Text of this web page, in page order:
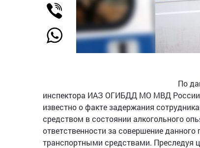
По
инспектора ИАЗ ОГИБДД МО МВД России
известно о факте задержания
средством в состоянии алкогольного
ответственности за совершение
транспортными средствами. Преследуя